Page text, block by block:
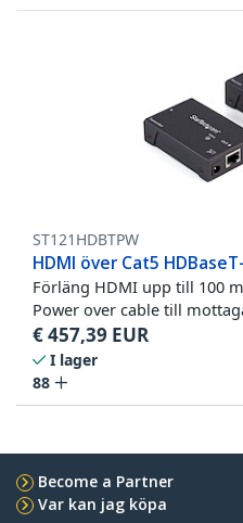
ST121HDBTPW
HDMI över Cat5
Förläng HDMI upp till 100
Power over cable till
€457,39 EUR
I lager
88
Become a Partner
Var kan jag köpa